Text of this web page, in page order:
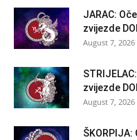
JARAC:
zvijezde
August 7, 2026
zvijezde
August 7, 2026
ŠKORPIJA: